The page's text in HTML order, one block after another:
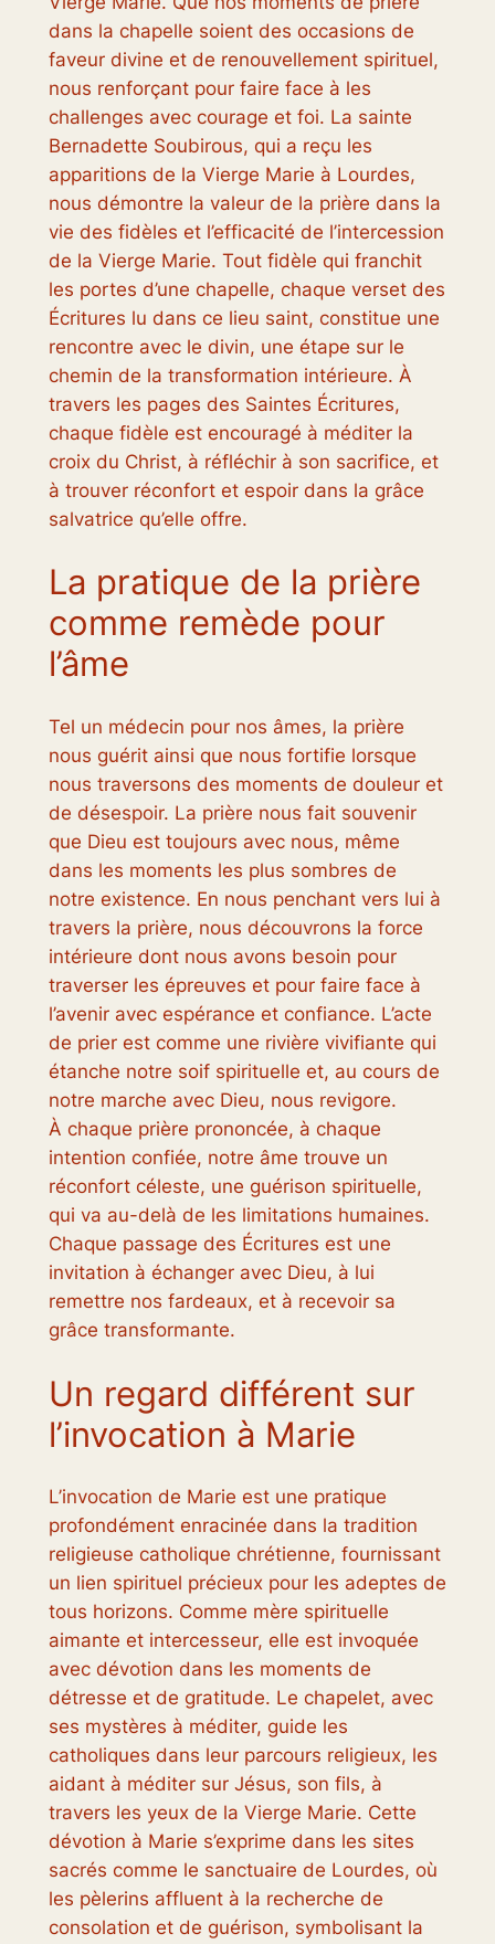
dans la chapelle soient des occasions de
faveur divine et de renouvellement spirituel,
nous renforçant pour faire face à les
challenges avec courage et foi. La sainte
Bernadette Soubirous, qui a reçu les
apparitions de la Vierge Marie à Lourdes,
nous démontre la valeur de la prière dans la
vie des fidèles et l’efficacité de l’intercession
de la Vierge Marie. Tout fidèle qui franchit
les portes d’une chapelle, chaque verset des
Écritures lu dans ce lieu saint, constitue une
rencontre avec le divin, une étape sur le
chemin de la transformation intérieure. À
travers les pages des Saintes Écritures,
chaque fidèle est encouragé à méditer la
croix du Christ, à réfléchir à son sacrifice, et
à trouver réconfort et espoir dans la grâce
salvatrice qu’elle offre.
La pratique de la prière
comme remède pour
l’âme
Tel un médecin pour nos âmes, la prière
nous guérit ainsi que nous fortifie lorsque
nous traversons des moments de douleur et
de désespoir. La prière nous fait souvenir
que Dieu est toujours avec nous, même
dans les moments les plus sombres de
notre existence. En nous penchant vers lui à
travers la prière, nous découvrons la force
intérieure dont nous avons besoin pour
traverser les épreuves et pour faire face à
l’avenir avec espérance et confiance. L’acte
de prier est comme une rivière vivifiante qui
étanche notre soif spirituelle et, au cours de
notre marche avec Dieu, nous revigore.
À chaque prière prononcée, à chaque
intention confiée, notre âme trouve un
réconfort céleste, une guérison spirituelle,
qui va au-delà de les limitations humaines.
Chaque passage des Écritures est une
invitation à échanger avec Dieu, à lui
remettre nos fardeaux, et à recevoir sa
grâce transformante.
Un regard différent sur
l’invocation à Marie
L’invocation de Marie est une pratique
profondément enracinée dans la tradition
religieuse catholique chrétienne, fournissant
un lien spirituel précieux pour les adeptes de
tous horizons. Comme mère spirituelle
aimante et intercesseur, elle est invoquée
avec dévotion dans les moments de
détresse et de gratitude. Le chapelet, avec
ses mystères à méditer, guide les
catholiques dans leur parcours religieux, les
aidant à méditer sur Jésus, son fils, à
travers les yeux de la Vierge Marie. Cette
dévotion à Marie s’exprime dans les sites
sacrés comme le sanctuaire de Lourdes, où
les pèlerins affluent à la recherche de
consolation et de guérison, symbolisant la